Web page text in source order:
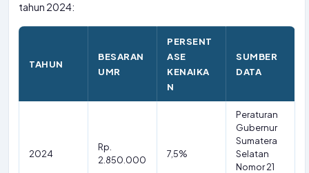
tahun 2024:
TAHUN
BESARAN
UMR
PERSENT
ASE
KENAIKA
N
SUMBER
DATA
2024
Rp.
2.850.000
7,5%
Peraturan
Gubernur
Sumatera
Selatan
Nomor 21